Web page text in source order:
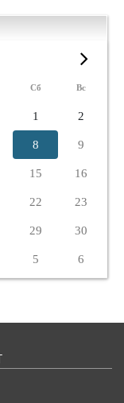
Сб Вс
1 2
8 9
15 16
22 23
29 30
5 6